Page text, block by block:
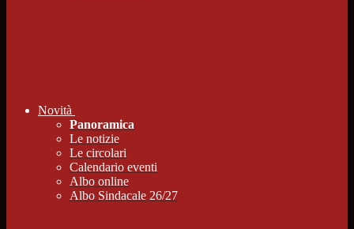
Novità
Panoramica
Le notizie
Le circolari
Calendario eventi
Albo online
Albo Sindacale 26/27